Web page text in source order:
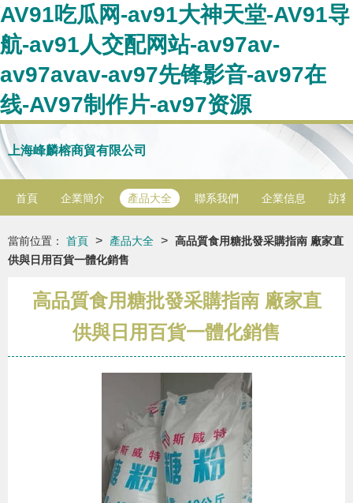
AV91吃瓜网-av91大神天堂-AV91导
航-av91人交配网站-av97av-
av97avav-av97先锋影音-av97在
线-AV97制作片-av97资源
上海峰麟榕商貿有限公司
首頁 企業簡介 產品大全 聯系我們 企業信息 訪客
當前位置： 首頁 > 產品大全 > 高品質食用糖批發采購指南 廠家直
供與日用百貨一體化銷售
高品質食用糖批發采購指南 廠家直
供與日用百貨一體化銷售